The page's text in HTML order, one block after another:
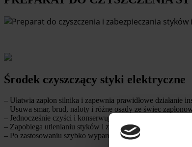
Środek czyszczący styki elektryczne
– Ułatwia zapłon silnika i zapewnia prawidłowe działanie
– Usuwa smar, brud, naloty i różne osady ze świec
– Jednocześnie czyści i konserwuje powierzchnie.
– Zapobiega utlenianiu styków i złączy.
– Po zastosowaniu szybko wyparowuje i nie pozostawia